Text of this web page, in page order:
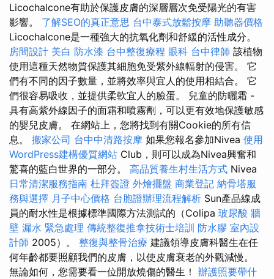
Licochalcone有助於保護皮膚的深層層次免受陽光的有害
影響。 了解SEO的真正意思 台中泰式放鬆按摩 助聽器價格
Licochalcone是一種強大的抗氧化劑和舒緩的活性成分。
房間設計 美白 防水漆 台中整復療程 眼科 台中律師 該植物
使用這種天然物質保護其細胞免受紫外線輻射的侵害。 它
們有不同的因子數量，並將效率與宜人的使用相結合。 它
們很容易吸收，並提供柔軟宜人的臉蛋。 兒童的防曬霜 -
具有高紫外線因子的面霜和噴霧劑，可以更有效地保護敏感
的嬰兒皮膚。 在網站上，您將找到有關Cookie的所有信
息。 搬家公司 台中中清路按摩 如果您報名參加Nivea 使用
WordPress建構優質網站 Club，則可以成為Nivea興奮和
驚喜的藍白世界的一部分。 高品質養生村生活方式 Nivea
日常清潔服務指南 杜拜簽證 外燴擺盤 商業登記 納骨塔服
務與選擇 月子中心價格 台胞證辦理流程解析 Sun產品線成
員的耐水性是根據標準國際方法測試的（Colipa 玻尿酸 牆
壁 漏水 緊急處理 傳統整復推拿技術士培訓 防水膠 室內設
計師 2005）。 整復與整骨治療 建議領導皮膚科醫生在任
何年齡都要照顧我們的皮膚，以使皮膚衰老的外觀減慢。
無論如何，您需要看一位開放燒傷的醫生！ 辦護照要帶什